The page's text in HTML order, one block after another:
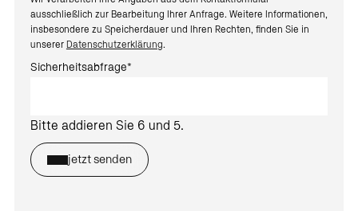
ausschließlich zur Bearbeitung Ihrer Anfrage. Weitere Informationen,
insbesondere zu Speicherdauer und Ihren Rechten, finden Sie in
unserer Datenschutzerklärung.
Sicherheitsabfrage*
Bitte addieren Sie 6 und 5.
jetzt senden